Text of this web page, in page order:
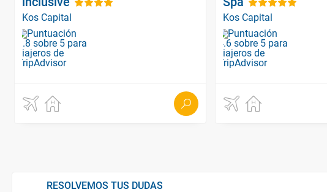
Kos Capital Kos Capital
RESOLVEMOS TUS DUDAS